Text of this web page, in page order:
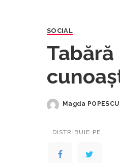
SOCIAL
Tabără
Posted
Magda POPESCU
DISTRIBUIE PE